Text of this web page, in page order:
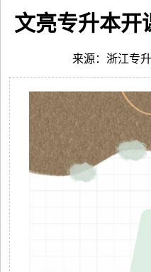
文亮专升本开
来源：浙江专